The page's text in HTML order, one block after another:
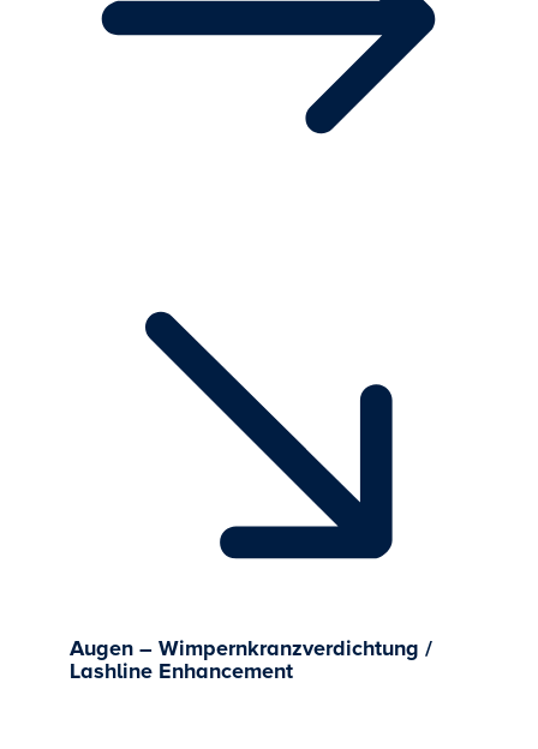
Augen – Wimpernkranzverdichtung /
Lashline Enhancement